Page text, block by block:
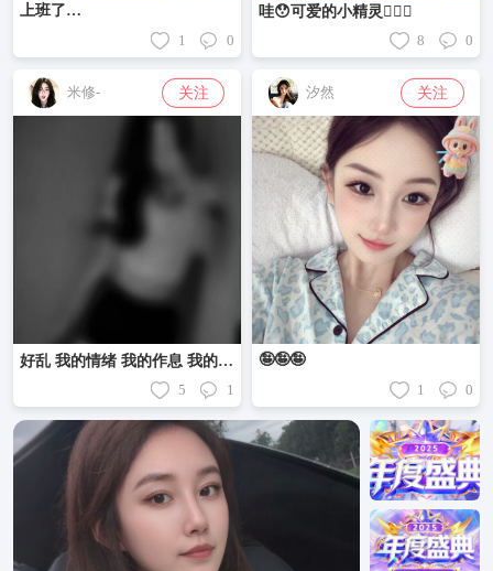
上班了…
1 0
哇😯可爱的小精灵🧚🏻‍♂️
8 0
米修- 关注
好乱 我的情绪 我的作息 我的性格 我的最近……
5 1
汐然 关注
🤪🤪🤪
1 0